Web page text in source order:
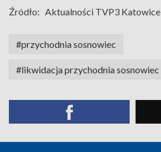
Źródło: Aktualności TVP3 Katowice
#przychodnia sosnowiec
#likwidacja przychodnia sosnowiec